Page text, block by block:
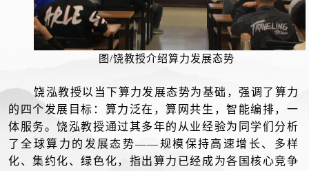
图/饶教授介绍算力发展态势
饶泓教授以当下算力发展态势为基础，强调了算力
的四个发展目标：算力泛在，算网共生，智能编排，一
体服务。饶泓教授通过其多年的从业经验为同学们分析
了全球算力的发展态势——规模保持高速增长、多样
化、集约化、绿色化，指出算力已经成为各国核心竞争